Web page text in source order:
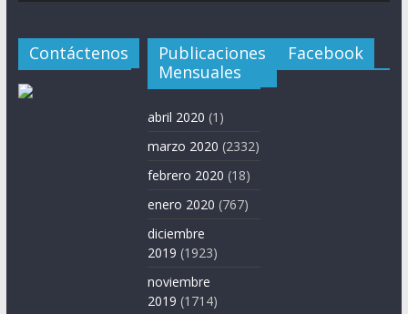
Contáctenos
Publicaciones
Mensuales
abril 2020 (1)
marzo 2020 (2332)
febrero 2020 (18)
enero 2020 (767)
diciembre
2019 (1923)
noviembre
2019 (1714)
Facebook